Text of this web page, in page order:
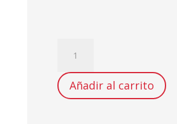
Olímpico
de
Caucho
Añadir al carrito